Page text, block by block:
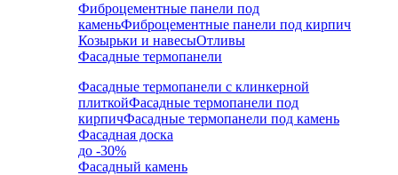
Фиброцементные панели под
каменьФиброцементные панели под кирпич
Козырьки и навесыОтливы
Фасадные термопанели
Фасадные термопанели с клинкерной
плиткойФасадные термопанели под
кирпичФасадные термопанели под камень
Фасадная доска
до -30%
Фасадный камень